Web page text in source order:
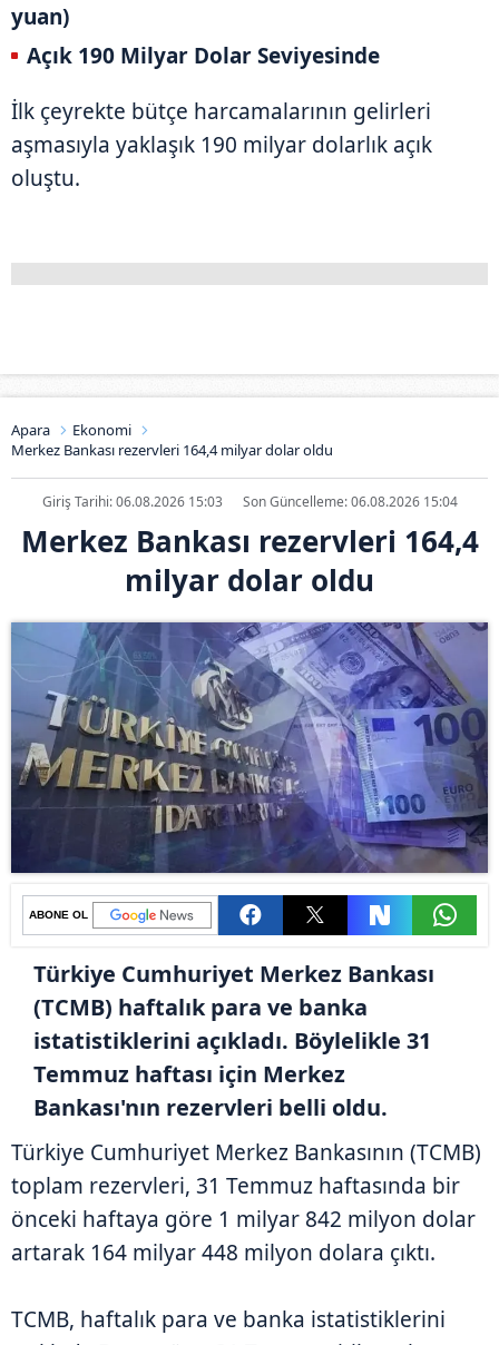
yuan)
Açık 190 Milyar Dolar Seviyesinde
İlk çeyrekte bütçe harcamalarının gelirleri
aşmasıyla yaklaşık 190 milyar dolarlık açık
oluştu.
Apara
Ekonomi
Merkez Bankası rezervleri 164,4 milyar dolar oldu
Giriş Tarihi: 06.08.2026 15:03 Son Güncelleme: 06.08.2026 15:04
Merkez Bankası rezervleri 164,4
milyar dolar oldu
ABONE OL
Türkiye Cumhuriyet Merkez Bankası
(TCMB) haftalık para ve banka
istatistiklerini açıkladı. Böylelikle 31
Temmuz haftası için Merkez
Bankası'nın rezervleri belli oldu.
Türkiye Cumhuriyet Merkez Bankasının (TCMB)
toplam rezervleri, 31 Temmuz haftasında bir
önceki haftaya göre 1 milyar 842 milyon dolar
artarak 164 milyar 448 milyon dolara çıktı.
TCMB, haftalık para ve banka istatistiklerini